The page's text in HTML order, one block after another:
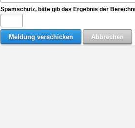
Spamschutz, bitte gib das Ergebnis der